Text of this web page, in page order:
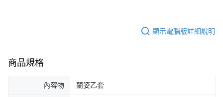
顯示電腦版詳細說明
商品規格
內容物 蘭姿乙套